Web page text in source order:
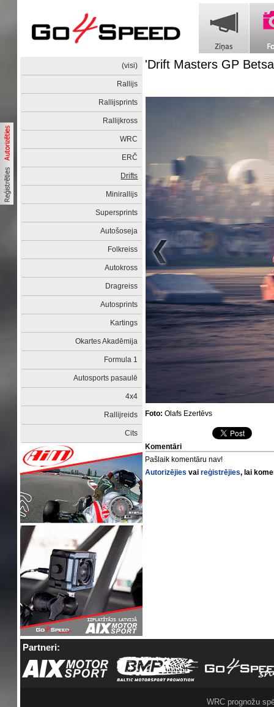
(visi)
Rallijs
Rallijsprints
Rallijkross
WRC
ERČ
Drifts
Minirallijs
Supersprints
Autošoseja
Folkreiss
Autokross
Dragreiss
Autosprints
Kartings
Okartes Akadēmija
Formula 1
Autosports pasaulē
4x4
Rallijreids
Cits
'Drift Masters GP
Foto: Olafs Ezertēvs
Komentāri
Pašlaik komentāru nav!
Autorizējies vaireģistrējies, lai
Partneri:
WRC prognožu